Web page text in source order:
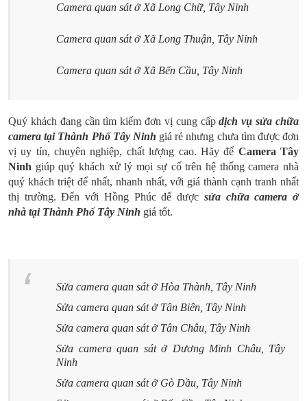
Camera quan sát ở Xã Long Chữ, Tây Ninh
Camera quan sát ở Xã Long Thuận, Tây Ninh
Camera quan sát ở Xã Bến Cầu, Tây Ninh
Quý khách đang cần tìm kiếm đơn vị cung cấpdịch vụ sửa chữa
camera tại Thành Phố Tây Ninh giá rẻ nhưng chưa tìm được đơn
vị uy tín, chuyên nghiệp, chất lượng cao. Hãy để Camera Tây
Ninh giúp quý khách xử lý mọi sự cố trên hệ thống camera nhà
quý khách triệt để nhất, nhanh nhất, với giá thành cạnh tranh nhất
thị trường. Đến với Hồng Phúc để được sửa chữa camera ở
nhà tại Thành Phố Tây Ninh giá tốt.
Sửa camera quan sát ở Hòa Thành, Tây Ninh
Sửa camera quan sát ở Tân Biên, Tây Ninh
Sửa camera quan sát ở Tân Châu, Tây Ninh
Sửa camera quan sát ở Dương Minh Châu, Tây
Ninh
Sửa camera quan sát ở Gò Dầu, Tây Ninh